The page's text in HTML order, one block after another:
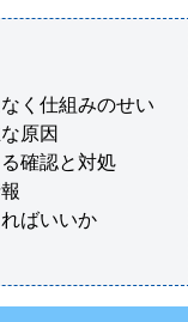
く仕組みのせい
原因
確認と対処
ばいいか